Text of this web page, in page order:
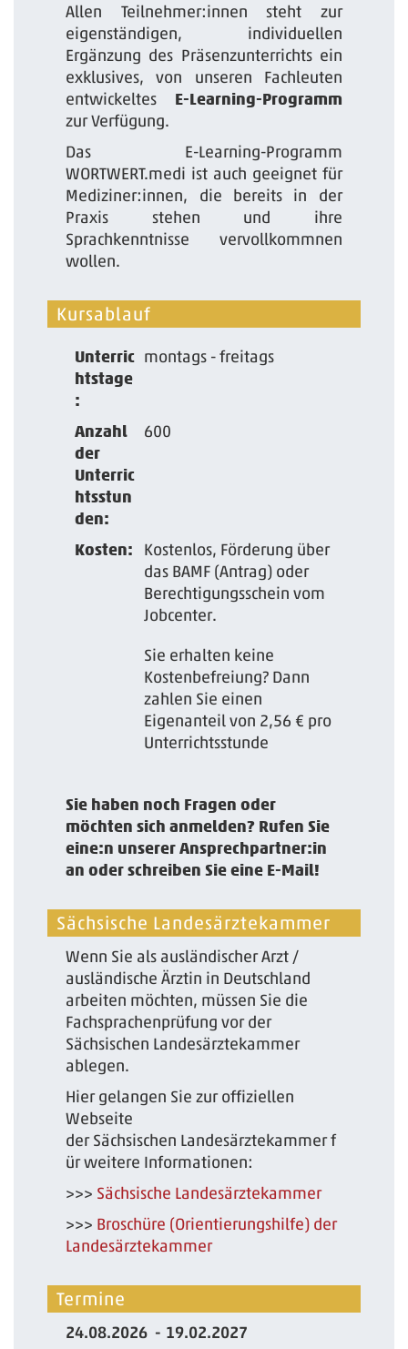
Allen Teilnehmer:innen steht zur
eigenständigen, individuellen
Ergänzung des Präsenzunterrichts ein
exklusives, von unseren Fachleuten
entwickeltes E-Learning-Programm
zur Verfügung.
Das E-Learning-Programm
WORTWERT.medi ist auch geeignet für
Mediziner:innen, die bereits in der
Praxis stehen und ihre
Sprachkenntnisse vervollkommnen
wollen.
Kursablauf
Unterric
htstage
:
montags - freitags
Anzahl
der
Unterric
htsstun
den:
600
Kosten:
Kostenlos, Förderung über
das BAMF (Antrag) oder
Berechtigungsschein vom
Jobcenter.
Sie erhalten keine
Kostenbefreiung? Dann
zahlen Sie einen
Eigenanteil von 2,56 € pro
Unterrichtsstunde
Sie haben noch Fragen oder
möchten sich anmelden? Rufen Sie
eine:n unserer Ansprechpartner:in
an oder schreiben Sie eine E-Mail!
Sächsische Landesärztekammer
Wenn Sie als ausländischer Arzt /
ausländische Ärztin in Deutschland
arbeiten möchten, müssen Sie die
Fachsprachenprüfung vor der
Sächsischen Landesärztekammer
ablegen.
Hier gelangen Sie zur offiziellen
Webseite
der Sächsischen Landesärztekammer f
ür weitere Informationen:
>>> Sächsische Landesärztekammer
>>> Broschüre (Orientierungshilfe) der
Landesärztekammer
Termine
24.08.2026
19.02.2027